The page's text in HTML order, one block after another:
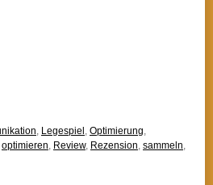
, Legespiel , Optimierung,
optimieren, Review, Rezension, sammeln,